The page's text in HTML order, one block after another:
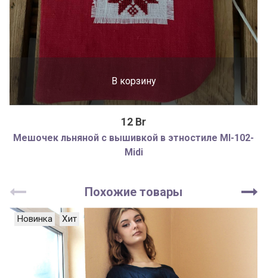
В корзину
12 Br
Мешочек льняной с вышивкой в этностиле MI-102-
Midi
Похожие товары
Новинка Хит